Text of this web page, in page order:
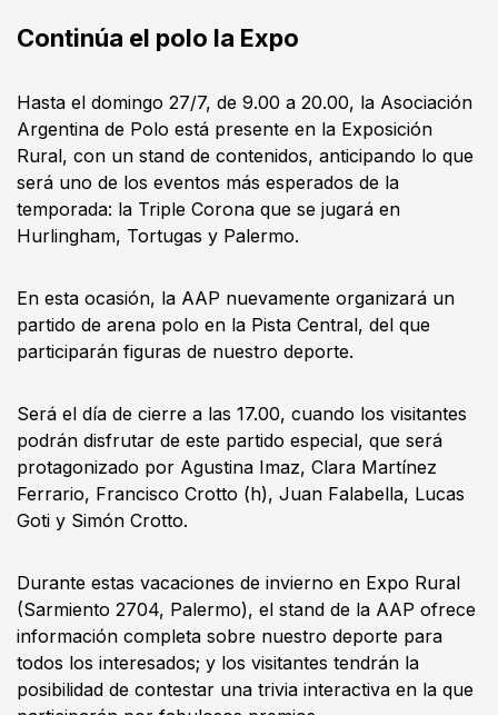
Continúa el polo la Expo
Hasta el domingo 27/7, de 9.00 a 20.00, la Asociación
Argentina de Polo está presente en la Exposición
Rural, con un stand de contenidos, anticipando lo que
será uno de los eventos más esperados de la
temporada: la Triple Corona que se jugará en
Hurlingham, Tortugas y Palermo.
En esta ocasión, la AAP nuevamente organizará un
partido de arena polo en la Pista Central, del que
participarán figuras de nuestro deporte.
Será el día de cierre a las 17.00, cuando los visitantes
podrán disfrutar de este partido especial, que será
protagonizado por Agustina Imaz, Clara Martínez
Ferrario, Francisco Crotto (h), Juan Falabella, Lucas
Goti y Simón Crotto.
Durante estas vacaciones de invierno en Expo Rural
(Sarmiento 2704, Palermo), el stand de la AAP ofrece
información completa sobre nuestro deporte para
todos los interesados; y los visitantes tendrán la
posibilidad de contestar una trivia interactiva en la que